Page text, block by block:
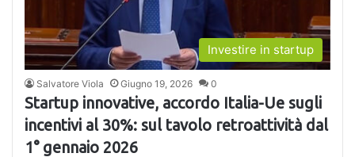
Investire in startup
Salvatore Viola Giugno 19, 2026 0
Startup innovative, accordo Italia-Ue sugli
incentivi al 30%: sul tavolo retroattività dal
1° gennaio 2026